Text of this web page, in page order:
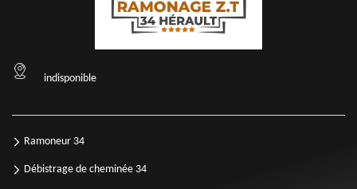
indisponible
Ramoneur 34
Débistrage de cheminée 34